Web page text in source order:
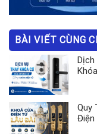
BÀI VIẾT CÙNG
Dịch
Quy
Điện